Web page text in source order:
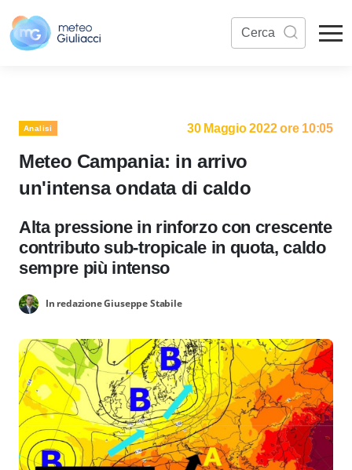
Analisi 30 Maggio 2022 ore 10:05
Meteo Campania: in arrivo
un'intensa ondata di caldo
Alta pressione in rinforzo con crescente
contributo sub-tropicale in quota, caldo
sempre più intenso
In redazione Giuseppe Stabile